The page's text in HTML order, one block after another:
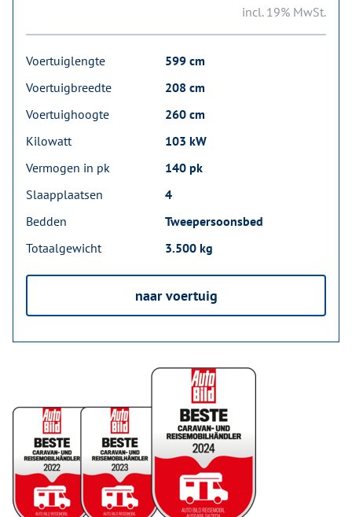
incl. 19% MwSt.
Voertuiglengte
599 cm
Voertuigbreedte
208 cm
Voertuighoogte
260 cm
Kilowatt
103 kW
Vermogen in pk
140 pk
Slaapplaatsen
4
Bedden
Tweepersoonsbed
Totaalgewicht
3.500 kg
naar voertuig